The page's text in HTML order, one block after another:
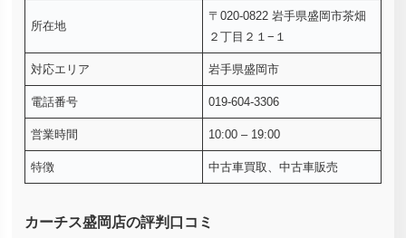
所在地
〒020-0822 岩手県盛岡市茶畑
２丁目２１−１
対応エリア 岩手県盛岡市
電話番号 019-604-3306
営業時間 10:00 – 19:00
特徴 中古車買取、中古車販売
カーチス盛岡店の評判口コミ